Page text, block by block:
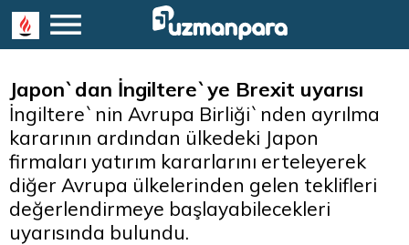
Japon`dan İngiltere`ye Brexit uyarısı
İngiltere`nin Avrupa Birliği`nden ayrılma
kararının ardından ülkedeki Japon
firmaları yatırım kararlarını erteleyerek
diğer Avrupa ülkelerinden gelen teklifleri
değerlendirmeye başlayabilecekleri
uyarısında bulundu.